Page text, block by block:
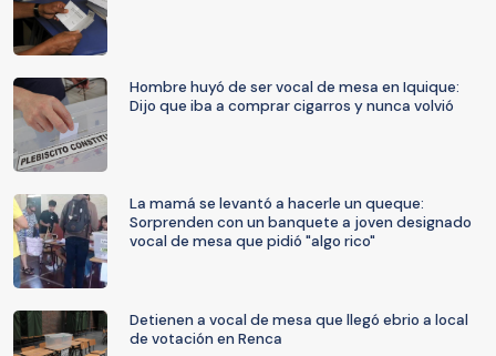
Hombre huyó de ser vocal de mesa en Iquique:
Dijo que iba a comprar cigarros y nunca volvió
La mamá se levantó a hacerle un queque:
Sorprenden con un banquete a joven designado
vocal de mesa que pidió "algo rico"
Detienen a vocal de mesa que llegó ebrio a local
de votación en Renca